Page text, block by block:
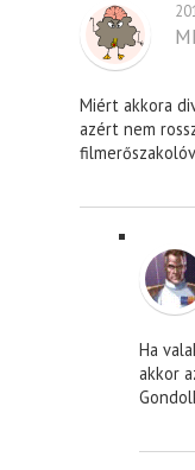
Miért akkora
azért nem
Ha
akkor